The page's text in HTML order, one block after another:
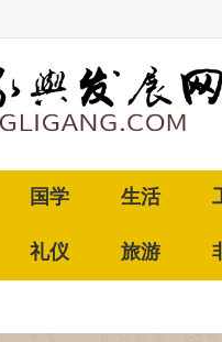
国学 生活
礼仪 旅游